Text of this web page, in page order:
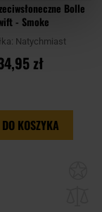
Bolle
- Smoke
Natychmiast
zł
DO KOSZYKA